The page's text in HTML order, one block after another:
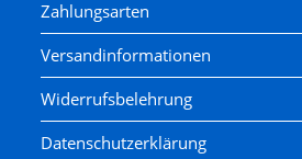
Zahlungsarten
Versandinformationen
Widerrufsbelehrung
Datenschutzerklärung